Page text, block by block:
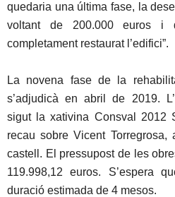
quedaria una última fase, la
voltant de 200.000 euros i
completament restaurat l’edifici”.
La novena fase de la
s’adjudicà en abril de 2019.
sigut la xativina Consval 2012
recau sobre Vicent Torregrosa,
castell. El pressupost de les
119.998,12 euros. S’espera
duració estimada de 4 mesos.